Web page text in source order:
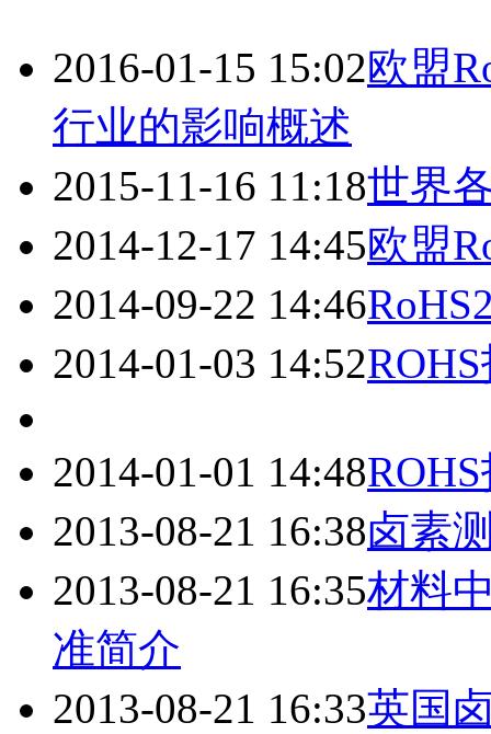
2016-01-15 15:02欧盟
行业的影响概述
2015-11-16 11:18世界
2014-12-17 14:45欧盟
2014-09-22 14:46
2014-01-03 14:52
2014-01-01 14:48
2013-08-21 16:38卤素
2013-08-21 16:35材料
准简介
2013-08-21 16:33英国